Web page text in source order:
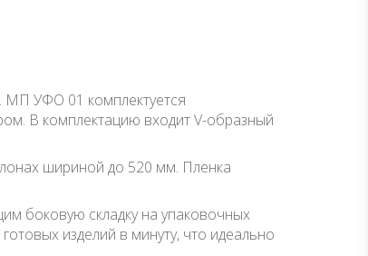
МП УФО 01 комплектуется
В комплектацию входит V-образный
шириной до 520 мм. Пленка
боковую складку на упаковочных
изделий в минуту, что идеально